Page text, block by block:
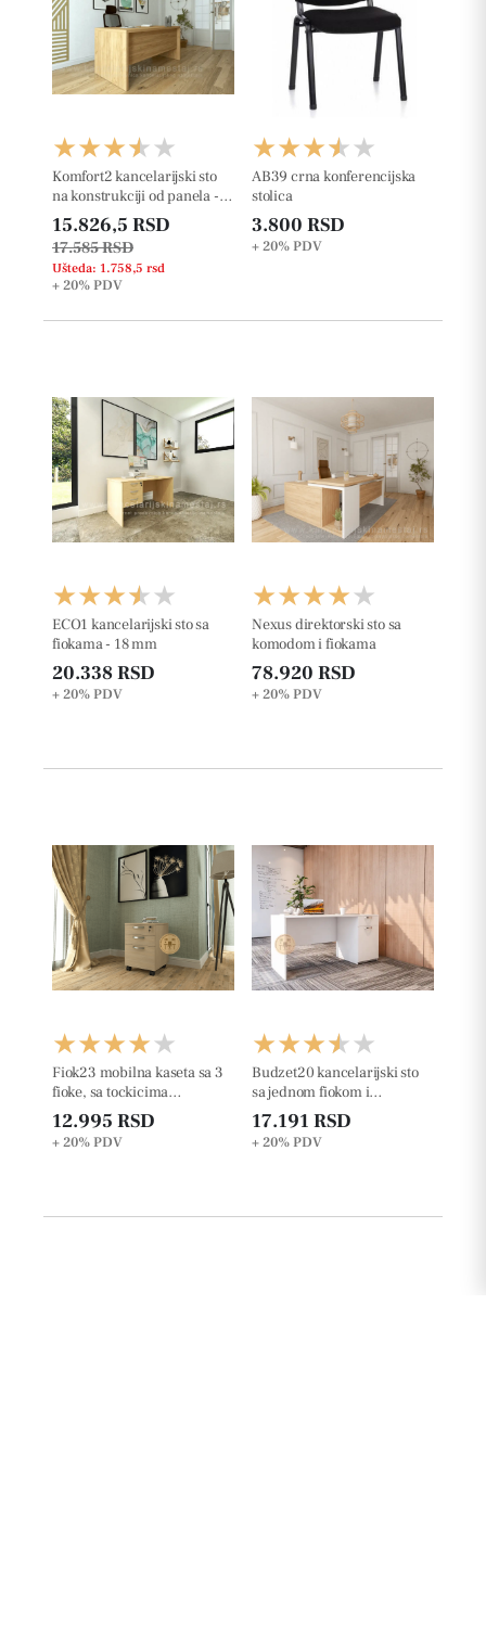
Komfort2 kancelarijski sto
na konstrukciji od panela -
36mm
15.826,5 RSD
17.585 RSD
Ušteda: 1.758,5 rsd
+ 20%PDV
AB39 crna konferencijska
stolica
3.800 RSD
+ 20%PDV
ECO1 kancelarijski sto sa
fiokama - 18 mm
20.338 RSD
+ 20%PDV
Nexus direktorski sto sa
komodom i fiokama
78.920 RSD
+ 20%PDV
Fiok23 mobilna kaseta sa 3
fioke, sa tockicima
š42xd50xv63cm
12.995 RSD
+ 20%PDV
Budzet20 kancelarijski sto
sa jednom fiokom i
klasičnim vratima
17.191 RSD
+ 20%PDV